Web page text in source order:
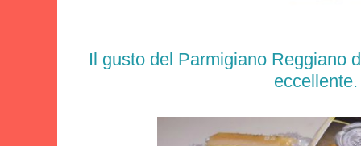
Il gusto del Parmigiano Reggiano